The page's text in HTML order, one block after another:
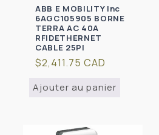
ABB E MOBILITY Inc
6AGC105905 BORNE
TERRA AC 40A
RFIDETHERNET
CABLE 25PI
Prix
$2,411.75 CAD
Ajouter au panier